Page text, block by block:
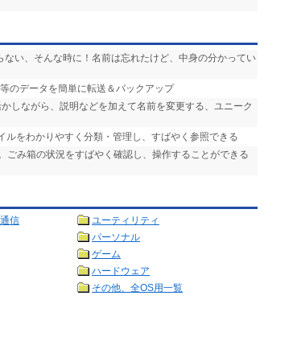
ない、そんな時に！名前は忘れたけど、中身の分かってい
のデータを簡単に転送＆バックアップ
しながら、説明などを加えて名前を変更する、ユニーク
ルをわかりやすく分類・管理し、すばやく参照できる
ごみ箱の状況をすばやく確認し、操作することができる
信
ユーティリティ
パーソナル
ゲーム
ハードウェア
その他、全OS用一覧